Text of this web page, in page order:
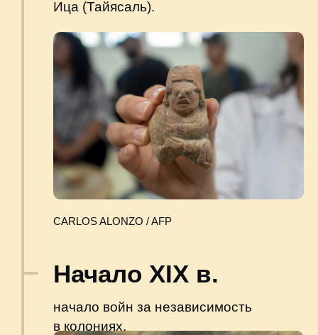
1823 г.
создание Соединенных провинций
Центральной Америки: Коста-Рика,
Сальвадор, Никарагуа, Гондурас,
Гватемала.
Америки. Фото: Википедия
1839 г.